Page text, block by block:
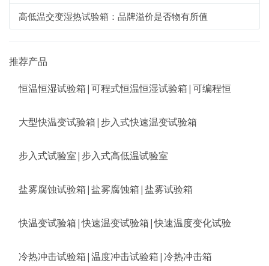
高低温交变湿热试验箱：品牌溢价是否物有所值
推荐产品
恒温恒湿试验箱|可程式恒温恒湿试验箱|可编程恒
大型快温变试验箱|步入式快速温变试验箱
步入式试验室|步入式高低温试验室
盐雾腐蚀试验箱|盐雾腐蚀箱|盐雾试验箱
快温变试验箱|快速温变试验箱|快速温度变化试验
冷热冲击试验箱|温度冲击试验箱|冷热冲击箱